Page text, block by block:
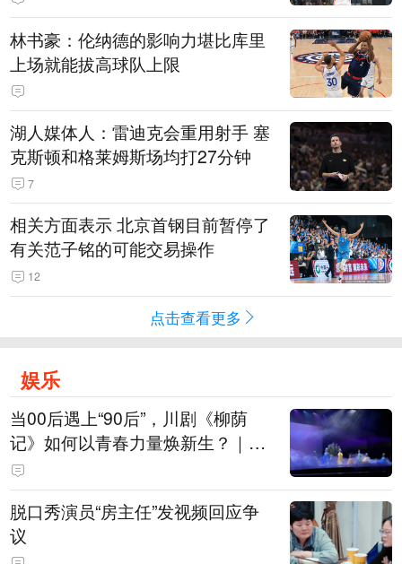
林书豪：伦纳德的影响力堪比库里
上场就能拔高球队上限
湖人媒体人：雷迪克会重用射手 塞
克斯顿和格莱姆斯场均打27分钟
7
相关方面表示 北京首钢目前暂停了
有关范子铭的可能交易操作
12
点击查看更多
娱乐
当00后遇上“90后”，川剧《柳荫
记》如何以青春力量焕新生？｜文
化观察
脱口秀演员“房主任”发视频回应争
议